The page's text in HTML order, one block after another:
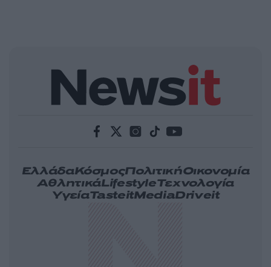
ΕλλάδαΚόσμοςΠολιτικήΟικονομία
ΑθλητικάLifestyleΤεχνολογία
ΥγείαTasteitMediaDriveit